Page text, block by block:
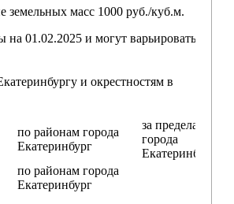
земельных масс 1000 руб./куб.м.
01.02.2025 и могут варьироваться
и окрестностям в
по районам города
Екатеринбург
за пределами
города
Екатеринбург
по районам города
Екатеринбург